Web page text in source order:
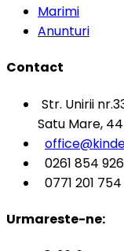
Marimi
Anunturi
Contact
Str. Unirii
Satu Mare,
0261 854 926
0771 201 754
Urmareste-ne: